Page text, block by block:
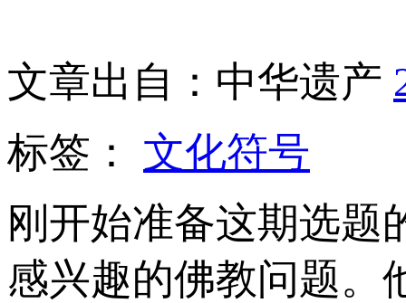
文章出自：中华遗产
标签： 文化符号
刚开始准备这期选题
感兴趣的佛教问题。